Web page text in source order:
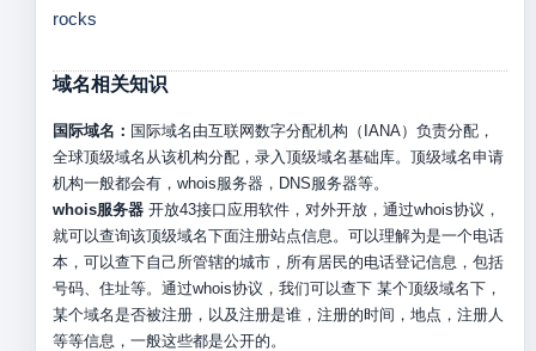
rocks
域名相关知识
国际域名： 国际域名由互联网数字分配机构（IANA）负责分配，
全球顶级域名从该机构分配，录入顶级域名基础库。顶级域名申请
机构一般都会有，whois服务器，DNS服务器等。
whois服务器开放43接口应用软件，对外开放，通过whois协议，
就可以查询该顶级域名下面注册站点信息。可以理解为是一个电话
本，可以查下自己所管辖的城市，所有居民的电话登记信息，包括
号码、住址等。通过whois协议，我们可以查下 某个顶级域名下，
某个域名是否被注册，以及注册是谁，注册的时间，地点，注册人
等等信息，一般这些都是公开的。